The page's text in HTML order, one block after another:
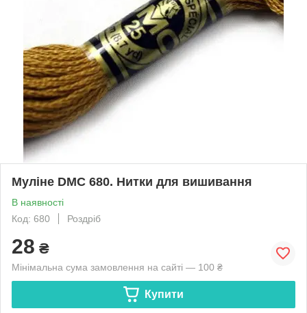
Муліне DMC 680. Нитки для вишивання
В наявності
Код: 680
Роздріб
28 ₴
Мінімальна сума замовлення на сайті — 100 ₴
Купити